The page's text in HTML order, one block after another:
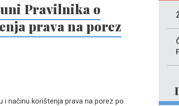
Pravilnika o
prava na porez
i načinu korištenja prava na porez po